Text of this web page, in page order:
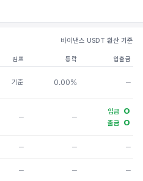
바이낸스 USDT 환산 기준
김프 등락 입출금
기준 0.00% ─
─ ─
입금 O
출금 O
─ ─ ─
─ ─ ─